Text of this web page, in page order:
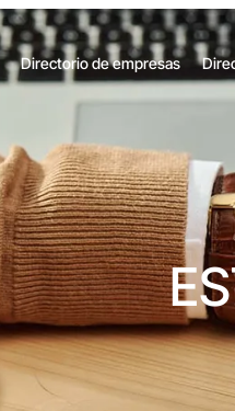
Directorio de empresas